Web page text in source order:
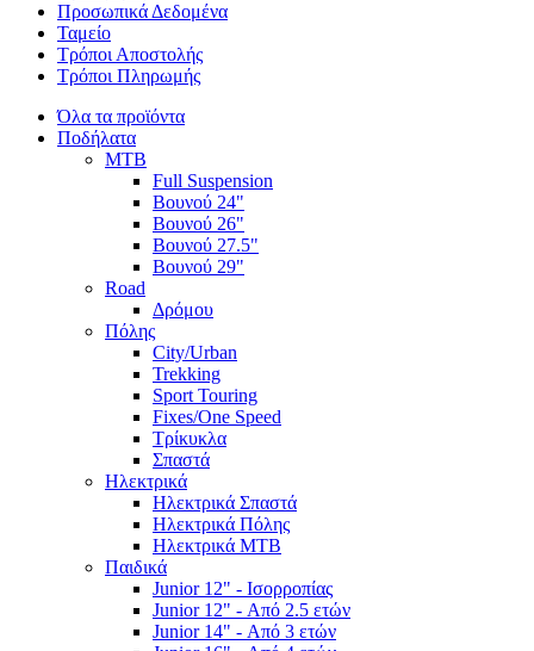
Προσωπικά Δεδομένα
Ταμείο
Τρόποι Αποστολής
Τρόποι Πληρωμής
Όλα τα προϊόντα
Ποδήλατα
MTB
Full Suspension
Βουνού 24"
Βουνού 26"
Βουνού 27.5"
Βουνού 29"
Road
Δρόμου
Πόλης
City/Urban
Trekking
Sport Touring
Fixes/One Speed
Τρίκυκλα
Σπαστά
Ηλεκτρικά
Ηλεκτρικά Σπαστά
Ηλεκτρικά Πόλης
Ηλεκτρικά MTB
Παιδικά
Junior 12" - Ισορροπίας
Junior 12" - Από 2.5 ετών
Junior 14" - Από 3 ετών